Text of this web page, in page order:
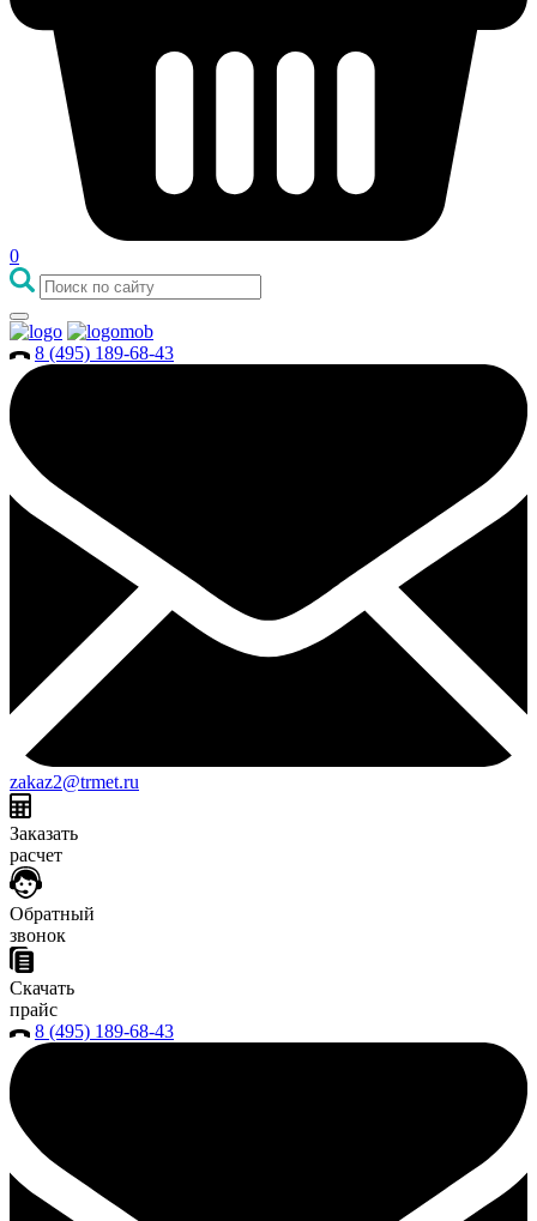
0
8 (495) 189-68-43
zakaz2@trmet.ru
Заказать
расчет
Обратный
звонок
Скачать
прайс
8 (495) 189-68-43